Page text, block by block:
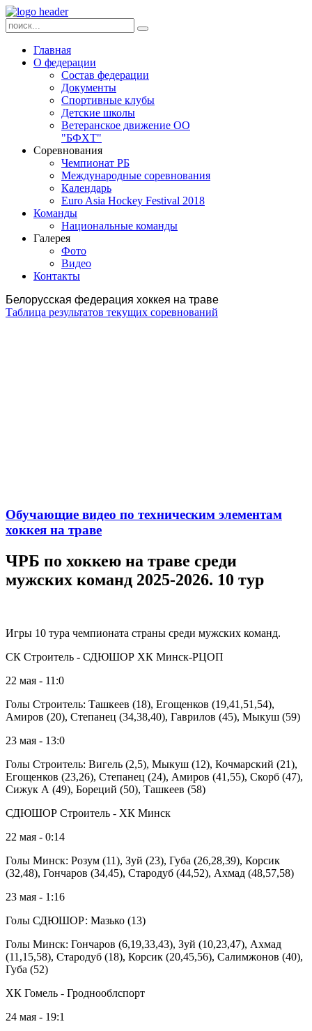
Главная
О федерации
Состав федерации
Документы
Спортивные клубы
Детские школы
Ветеранское движение ОО
"БФХТ"
Соревнования
Чемпионат РБ
Международные соревнования
Календарь
Euro Asia Hockey Festival 2018
Команды
Национальные команды
Галерея
Фото
Видео
Контакты
Белорусская федерация хоккея на траве
Таблица результатов текущих соревнований
Обучающие видео по техническим элементам
хоккея на траве
ЧРБ по хоккею на траве среди
мужских команд 2025-2026. 10 тур
Игры 10 тура чемпионата страны среди мужских команд.
СК Строитель - СДЮШОР ХК Минск-РЦОП
22 мая - 11:0
Голы Строитель: Ташкеев (18), Егощенков (19,41,51,54),
Амиров (20), Степанец (34,38,40), Гаврилов (45), Мыкуш (59)
23 мая - 13:0
Голы Строитель: Вигель (2,5), Мыкуш (12), Кочмарский (21),
Егощенков (23,26), Степанец (24), Амиров (41,55), Скорб (47),
Сижук А (49), Бореций (50), Ташкеев (58)
СДЮШОР Строитель - ХК Минск
22 мая - 0:14
Голы Минск: Розум (11), Зуй (23), Губа (26,28,39), Корсик
(32,48), Гончаров (34,45), Стародуб (44,52), Ахмад (48,57,58)
23 мая - 1:16
Голы СДЮШОР: Мазько (13)
Голы Минск: Гончаров (6,19,33,43), Зуй (10,23,47), Ахмад
(11,15,58), Стародуб (18), Корсик (20,45,56), Салимжонов (40),
Губа (52)
ХК Гомель - Гроднооблспорт
24 мая - 19:1